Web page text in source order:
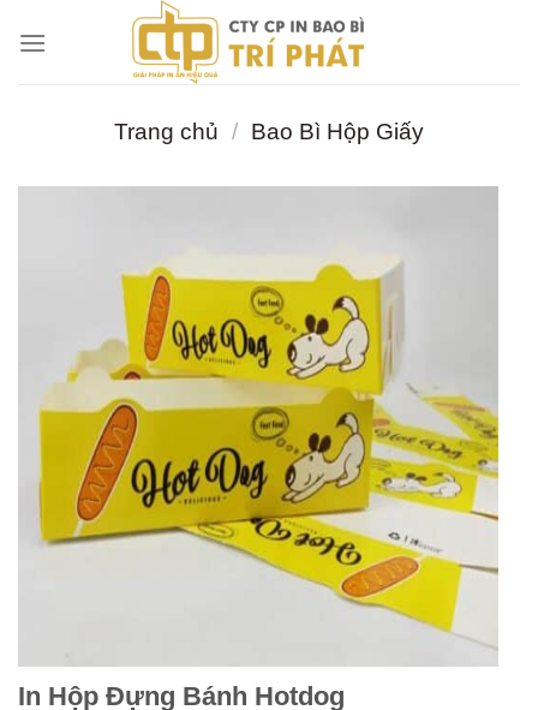
đến
Trang chủ / Bao Bì Hộp Giấy
In Hộp Đựng Bánh Hotdog